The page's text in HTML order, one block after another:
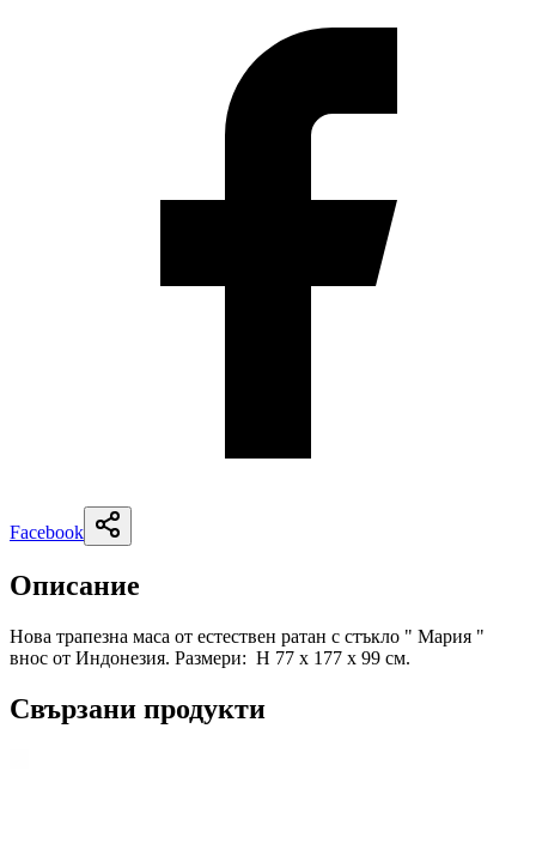
Facebook
Описание
Нова трапезна маса от естествен ратан с стъкло " Мария "
внос от Индонезия. Размери: Н 77 х 177 х 99 см.
Свързани продукти